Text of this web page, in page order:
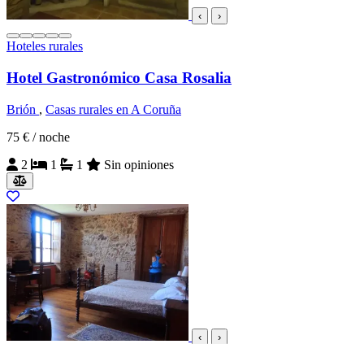
‹ ›
Hoteles rurales
Hotel Gastronómico Casa Rosalia
Brión , Casas rurales en A Coruña
75 € / noche
2
1 1 Sin opiniones
‹ ›